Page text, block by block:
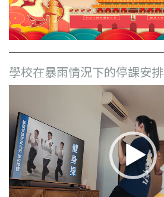
學校在暴雨情況下的停課安排
播
放
器